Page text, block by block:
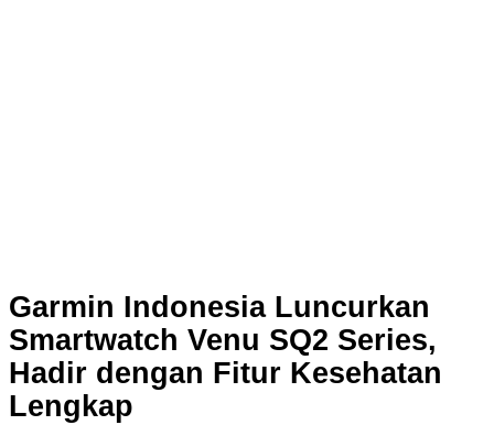
Garmin Indonesia Luncurkan
Smartwatch Venu SQ2 Series,
Hadir dengan Fitur Kesehatan
Lengkap